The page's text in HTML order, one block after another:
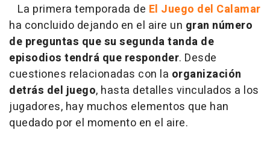
La primera temporada de El Juego del Calamar
ha concluido dejando en el aire un gran número
de preguntas que su segunda tanda de
episodios tendrá que responder. Desde
cuestiones relacionadas con la organización
detrás del juego, hasta detalles vinculados a los
jugadores, hay muchos elementos que han
quedado por el momento en el aire.